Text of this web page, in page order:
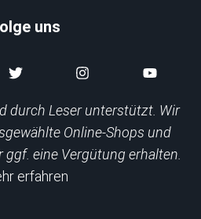
uns
durch Leser unterstützt. Wir
Online-Shops und
ggf. eine Vergütung erhalten.
erfahren